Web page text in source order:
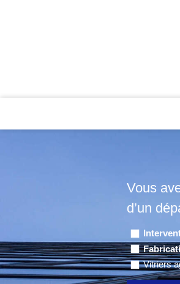
Vous
d’un
Vitriers